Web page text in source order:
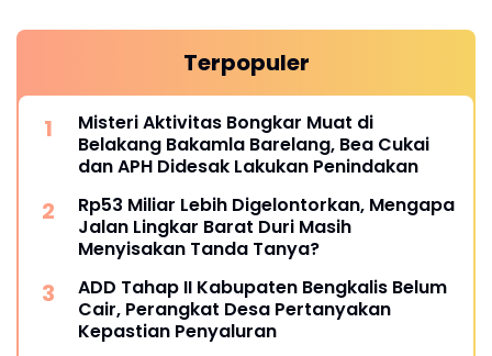
Terpopuler
Misteri Aktivitas Bongkar Muat di
Belakang Bakamla Barelang, Bea Cukai
dan APH Didesak Lakukan Penindakan
Rp53 Miliar Lebih Digelontorkan, Mengapa
Jalan Lingkar Barat Duri Masih
Menyisakan Tanda Tanya?
ADD Tahap II Kabupaten Bengkalis Belum
Cair, Perangkat Desa Pertanyakan
Kepastian Penyaluran